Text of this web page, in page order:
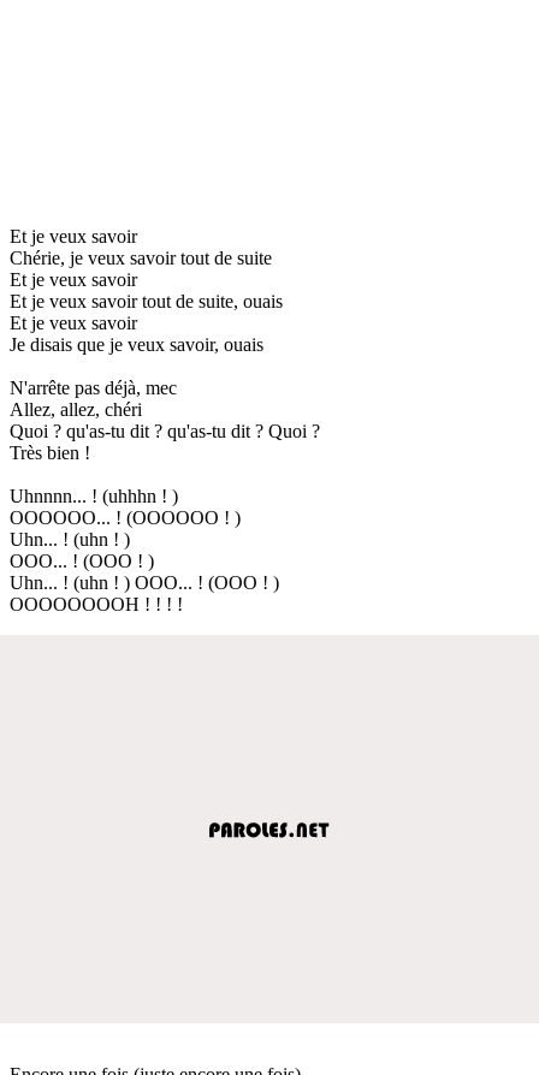
Et je veux savoir
Chérie, je veux savoir tout de suite
Et je veux savoir
Et je veux savoir tout de suite, ouais
Et je veux savoir
Je disais que je veux savoir, ouais
N'arrête pas déjà, mec
Allez, allez, chéri
Quoi ? qu'as-tu dit ? qu'as-tu dit ? Quoi ?
Très bien !
Uhnnnn... ! (uhhhn ! )
OOOOOO... ! (OOOOOO ! )
Uhn... ! (uhn ! )
OOO... ! (OOO ! )
Uhn... ! (uhn ! ) OOO... ! (OOO ! )
OOOOOOOOH ! ! ! !